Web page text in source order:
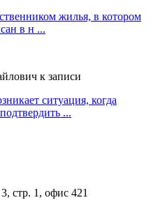
жилья, в котором
в н ...
к записи
ситуация, когда
...
стр. 1, офис 421